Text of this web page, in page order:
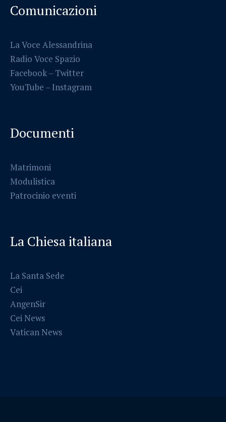
Comunicazioni
La Voce Alessandrina
Radio Voce Spazio
Facebook– Twitter
YouTube – Instagram
Documenti
Matrimoni
Modulistica
Patrocinio eventi
La Chiesa italiana
La Santa Sede
Cei
AngenSir
Cei News
Vatican News